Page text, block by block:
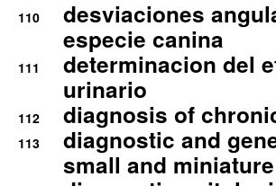
110
desviaciones
especie canina
111
determinacion del
urinario
112 diagnosis of
113
diagnostic and
small and